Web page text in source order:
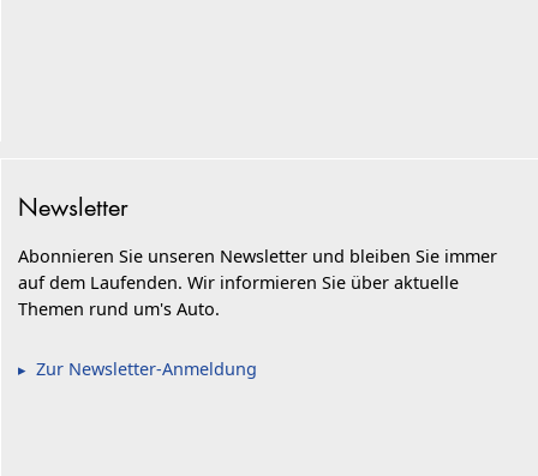
Newsletter
Abonnieren Sie unseren Newsletter und bleiben Sie immer
auf dem Laufenden. Wir informieren Sie über aktuelle
Themen rund um's Auto.
Zur Newsletter-Anmeldung